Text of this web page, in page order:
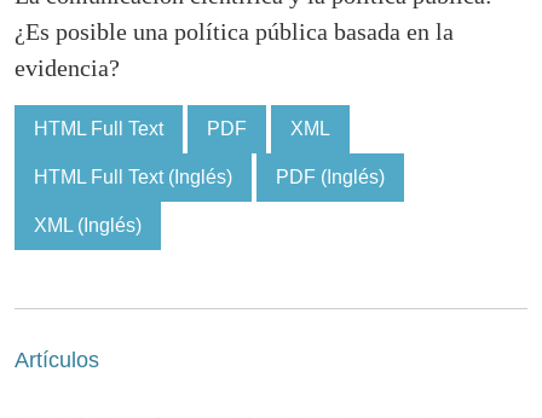
¿Es posible una política pública basada en la
evidencia?
HTML Full Text PDF XML
HTML Full Text (Inglés) PDF (Inglés)
XML (Inglés)
Artículos